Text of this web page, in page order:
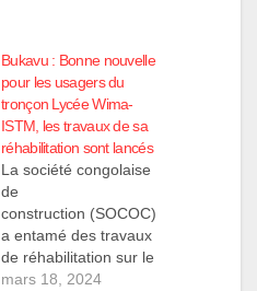
Bukavu : Bonne nouvelle
pour les usagers du
tronçon Lycée Wima-
ISTM, les travaux de sa
réhabilitation sont lancés
La société congolaise
de
construction (SOCOC)
a entamé des travaux
de réhabilitation sur le
tronçon routier reliant
mars 18, 2024